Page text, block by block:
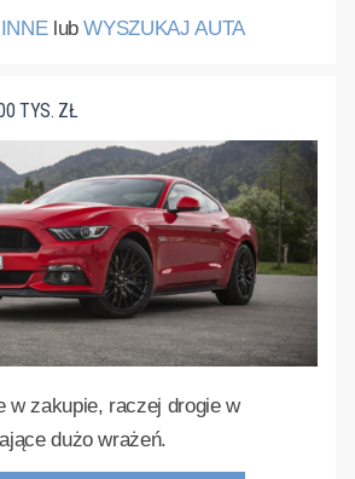
lubWYSZUKAJ AUTA
TYS. ZŁ
w zakupie, raczej drogie w
dużo wrażeń.